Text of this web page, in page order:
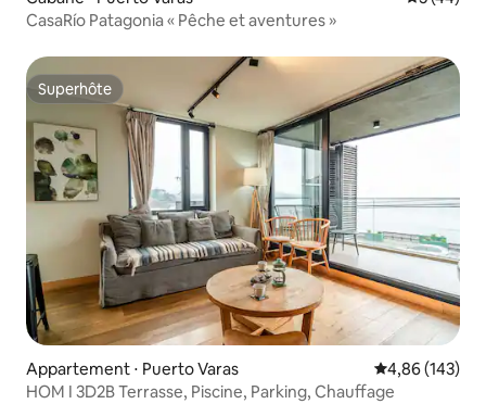
CasaRío Patagonia « Pêche et aventures »
Superhôte
Superhôte
Appartement ⋅ Puerto Varas Évaluation
4,86 (143)
HOM I 3D2B Terrasse, Piscine, Parking, Chauffage